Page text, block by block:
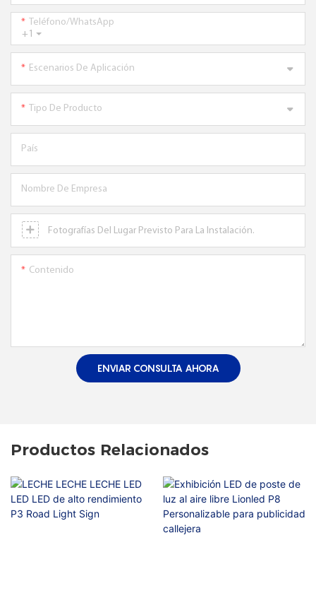
+1
Teléfono/WhatsApp
Escenarios De Aplicación
Tipo De Producto
País
Nombre De Empresa
Fotografías Del Lugar Previsto Para La Instalación.
Contenido
ENVIAR CONSULTA AHORA
Productos Relacionados